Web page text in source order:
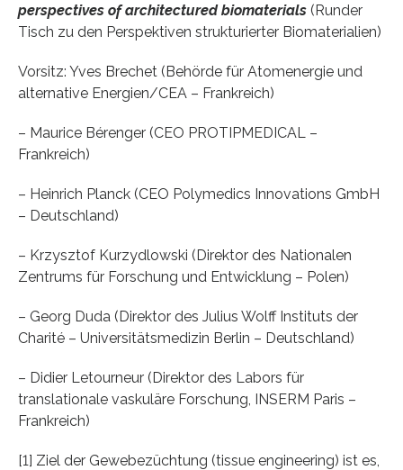
perspectives of architectured biomaterials (Runder
Tisch zu den Perspektiven strukturierter Biomaterialien)
Vorsitz: Yves Brechet (Behörde für Atomenergie und
alternative Energien/CEA – Frankreich)
– Maurice Bérenger (CEO PROTIPMEDICAL –
Frankreich)
– Heinrich Planck (CEO Polymedics Innovations GmbH
– Deutschland)
– Krzysztof Kurzydlowski (Direktor des Nationalen
Zentrums für Forschung und Entwicklung – Polen)
– Georg Duda (Direktor des Julius Wolff Instituts der
Charité – Universitätsmedizin Berlin – Deutschland)
– Didier Letourneur (Direktor des Labors für
translationale vaskuläre Forschung, INSERM Paris –
Frankreich)
[1] Ziel der Gewebezüchtung (tissue engineering) ist es,